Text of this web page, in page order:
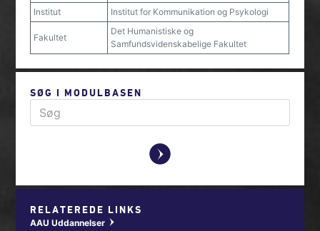
Institut
Institut for Kommunikation og Psykologi
Fakultet
Det Humanistiske og
Samfundsvidenskabelige Fakultet
SØG I MODULBASEN
y
RELATEREDE LINKS
AAU Uddannelser w